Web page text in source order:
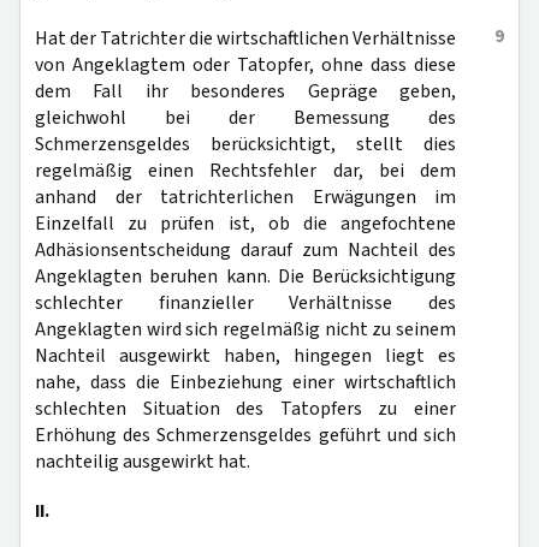
9
Hat der Tatrichter die wirtschaftlichen Verhältnisse
von Angeklagtem oder Tatopfer, ohne dass diese
dem Fall ihr besonderes Gepräge geben,
gleichwohl bei der Bemessung des
Schmerzensgeldes berücksichtigt, stellt dies
regelmäßig einen Rechtsfehler dar, bei dem
anhand der tatrichterlichen Erwägungen im
Einzelfall zu prüfen ist, ob die angefochtene
Adhäsionsentscheidung darauf zum Nachteil des
Angeklagten beruhen kann. Die Berücksichtigung
schlechter finanzieller Verhältnisse des
Angeklagten wird sich regelmäßig nicht zu seinem
Nachteil ausgewirkt haben, hingegen liegt es
nahe, dass die Einbeziehung einer wirtschaftlich
schlechten Situation des Tatopfers zu einer
Erhöhung des Schmerzensgeldes geführt und sich
nachteilig ausgewirkt hat.
II.